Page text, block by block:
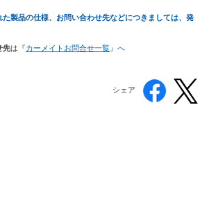
製品の仕様、お問い合わせ先などにつきましては、発
先は『カーメイトお問合せ一覧』へ
シェア